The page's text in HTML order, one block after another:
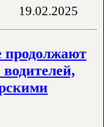
19.02.2025
продолжают